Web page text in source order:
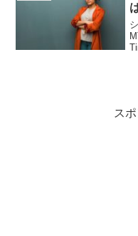
ス